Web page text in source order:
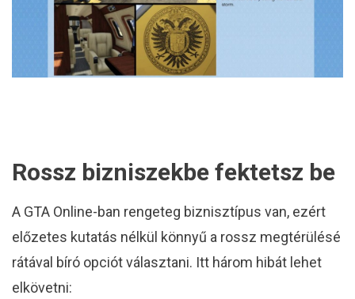
Rossz bizniszekbe fektetsz be
A GTA Online-ban rengeteg biznisztípus van, ezért
előzetes kutatás nélkül könnyű a rossz megtérülésé
rátával bíró opciót választani. Itt három hibát lehet
elkövetni: